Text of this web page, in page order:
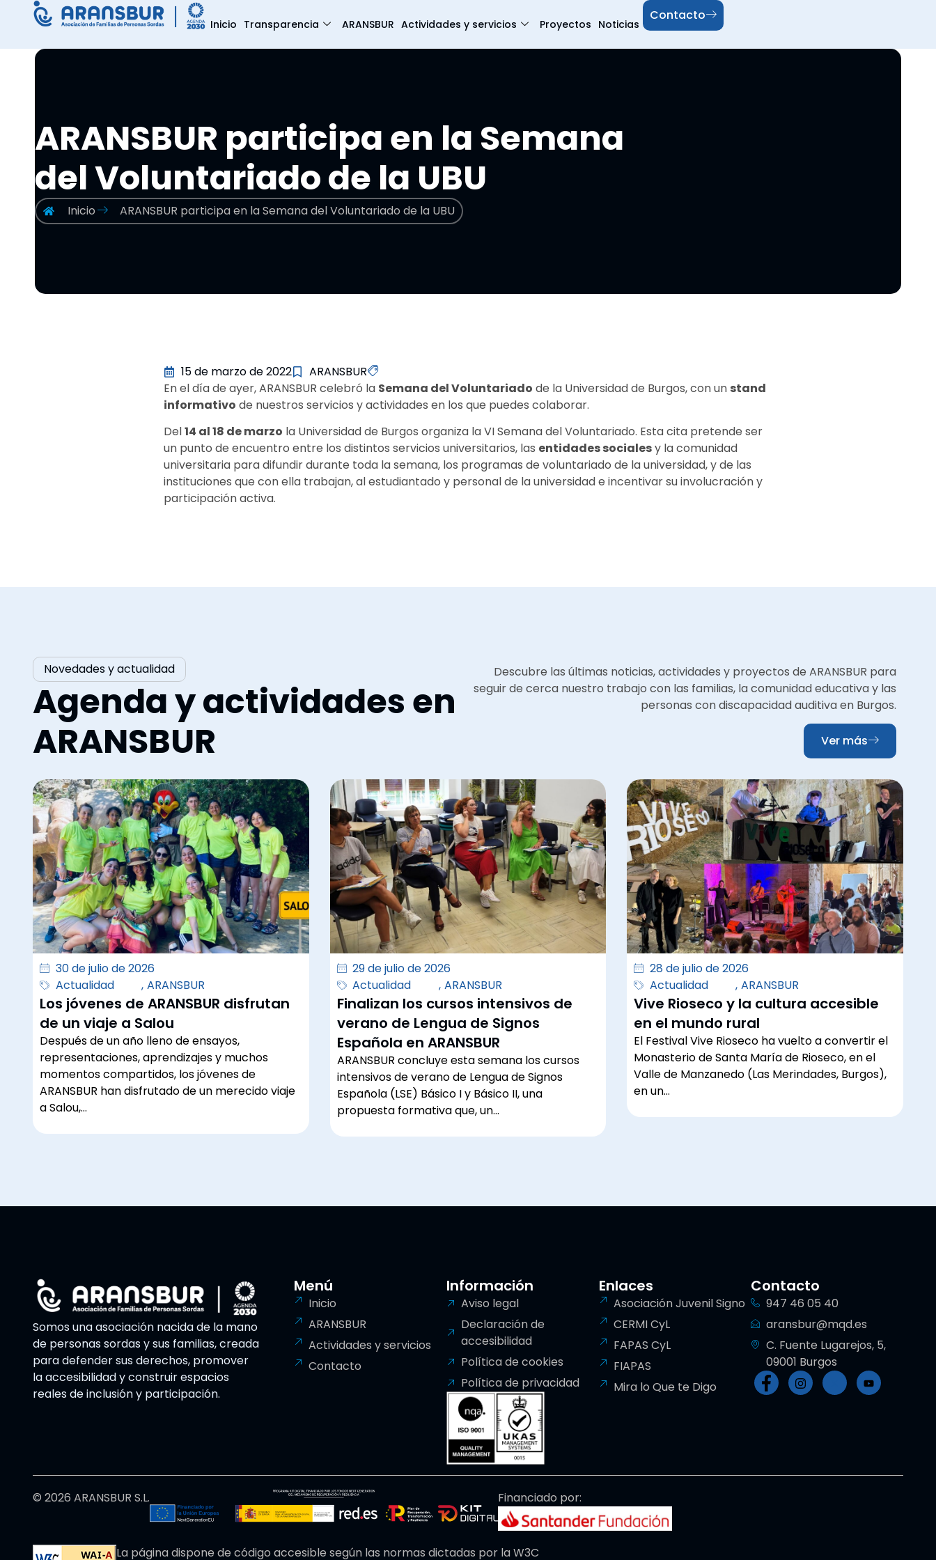
Inicio Transparencia ARANSBUR Actividades y servicios Proyectos Noticias
Contacto
ARANSBUR participa en la Semana
del Voluntariado de la UBU
Inicio ARANSBUR participa en la Semana del Voluntariado de la UBU
15 de marzo de 2022
ARANSBUR
En el día de ayer, ARANSBUR celebró la Semana del Voluntariado de la Universidad de Burgos, con un stand
informativo de nuestros servicios y actividades en los que puedes colaborar.
Del14 al 18 de marzo la Universidad de Burgos organiza la VI Semana del Voluntariado. Esta cita pretende ser
un punto de encuentro entre los distintos servicios universitarios, las entidades socialesy la comunidad
universitaria para difundir durante toda la semana, los programas de voluntariado de la universidad, y de las
instituciones que con ella trabajan, al estudiantado y personal de la universidad e incentivar su involucración y
participación activa.
Novedades y actualidad
Agenda y actividades en
ARANSBUR
Descubre las últimas noticias, actividades y proyectos de ARANSBUR para
seguir de cerca nuestro trabajo con las familias, la comunidad educativa y las
personas con discapacidad auditiva en Burgos.
Ver más
30 de julio de 2026
Actualidad
, ARANSBUR
Los jóvenes de ARANSBUR disfrutan
de un viaje a Salou
Después de un año lleno de ensayos,
representaciones, aprendizajes y muchos
momentos compartidos, los jóvenes de
ARANSBUR han disfrutado de un merecido viaje
a Salou,…
29 de julio de 2026
Actualidad
, ARANSBUR
Finalizan los cursos intensivos de
verano de Lengua de Signos
Española en ARANSBUR
ARANSBUR concluye esta semana los cursos
intensivos de verano de Lengua de Signos
Española (LSE) Básico I y Básico II, una
propuesta formativa que, un…
28 de julio de 2026
Actualidad
, ARANSBUR
Vive Rioseco y la cultura accesible
en el mundo rural
El Festival Vive Rioseco ha vuelto a convertir el
Monasterio de Santa María de Rioseco, en el
Valle de Manzanedo (Las Merindades, Burgos),
en un…
Somos una asociación nacida de la mano
de personas sordas y sus familias, creada
para defender sus derechos, promover
la accesibilidad y construir espacios
reales de inclusión y participación.
Menú
Inicio
ARANSBUR
Actividades y servicios
Contacto
Información
Aviso legal
Declaración de
accesibilidad
Política de cookies
Política de privacidad
Enlaces
Asociación Juvenil Signo
CERMI CyL
FAPAS CyL
FIAPAS
Mira lo Que te Digo
Contacto
947 46 05 40
aransbur@mqd.es
C. Fuente Lugarejos, 5,
09001 Burgos
© 2026 ARANSBUR S.L. Financiado por:
La página dispone de código accesible según las normas dictadas por la W3C